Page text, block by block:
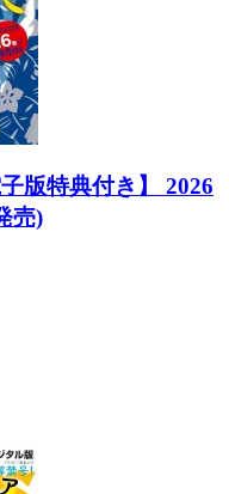
版特典付き】 2026
売)